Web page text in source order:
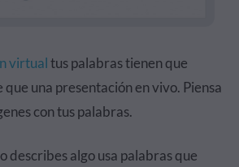
virtualtus palabras tienen que
una presentación en vivo. Piensa
con tus palabras.
describes algo usa palabras que